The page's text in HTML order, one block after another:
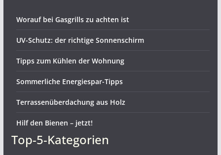
Worauf bei Gasgrills zu achten ist
UV-Schutz: der richtige Sonnenschirm
Tipps zum Kühlen der Wohnung
Sommerliche Energiespar-Tipps
Terrassenüberdachung aus Holz
Hilf den Bienen – jetzt!
Top-5-Kategorien